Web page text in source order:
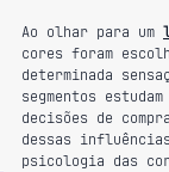
Ao olhar para um
cores foram
determinada
segmentos
decisões de
dessas
psicologia das